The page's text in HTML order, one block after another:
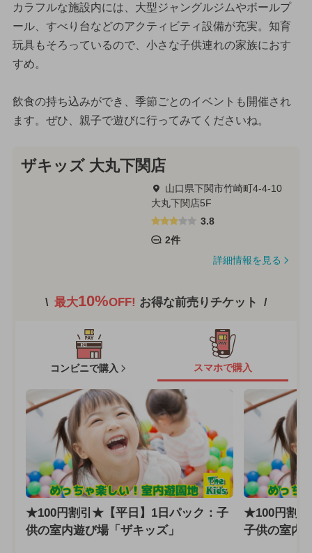
カラフルな施設内には、大型ジャングルジムやボールプ
ール、すべり台などのアクティビティ設備が充実。知育
玩具もそろっているので、小さな子供連れの家族におす
すめ。
飲食の持ち込みができ、季節ごとのイベントも開催され
ます。ぜひ、親子で遊びに行ってみてくださいね。
ザキッズ 大丸下関店
山口県下関市竹崎町4-4-10
大丸下関店5F
3.8
2件
詳細情報を見る
最大10%OFF! お得な前売りチケット
コンビニで購入 スマホで購入
★100円割引★【平日】1日パック：子
供の室内遊び場「ザキッズ」
★100円割
子供の室内